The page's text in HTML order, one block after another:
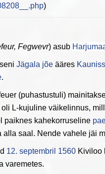
)
Fegwevr) asub
Jägala jõe ääres
.
(puhastustuli)
oli L-kujuline väikelinnus,
paiknes kahekorruseline
saal. Nende vahele jäi
12. septembril 1560 Kiviloo
varemetes.